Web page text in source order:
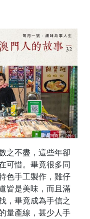
之不盡，這些年卻
可惜。畢竟很多同
色手工製作，雞仔
皆是美味，而且滿
，畢竟成為手信之
量產線，甚少人手